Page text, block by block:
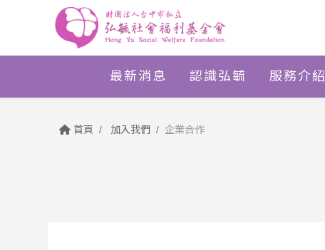
最新消息 認識弘毓 服務介紹
首頁 加入我們 企業合作